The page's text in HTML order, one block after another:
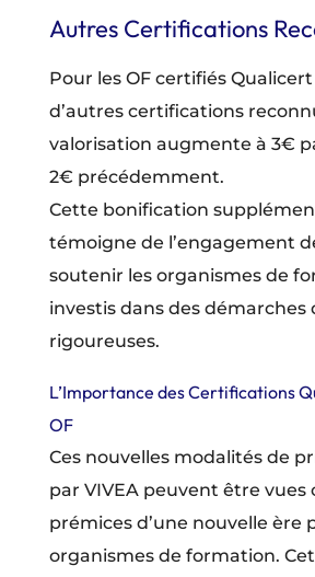
Autres Certifications
Pour les OF certifiés
d’autres certifications
valorisation augmente à 3€
2€ précédemment.
Cette bonification
témoigne de l’engagement
soutenir les organismes de
investis dans des démarches
rigoureuses.
L’Importance des Certifications
OF
Ces nouvelles modalités de
par VIVEA peuvent être vues
prémices d’une nouvelle ère
organismes de formation.